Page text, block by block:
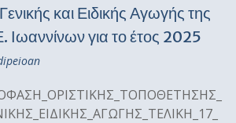
και Ειδικής Αγωγής της
Ιωαννίνων για το έτος 2025